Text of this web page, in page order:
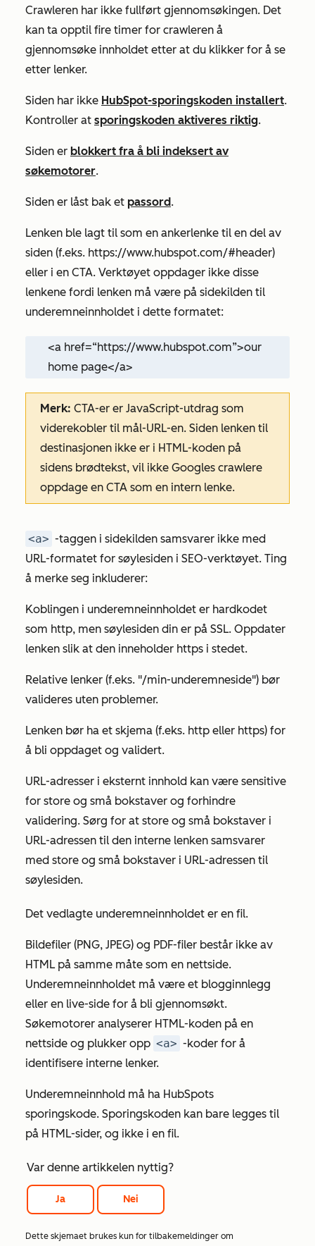
Crawleren har ikke fullført gjennomsøkingen. Det
kan ta opptil fire timer for crawleren å
gjennomsøke innholdet etter at du klikker for å se
etter lenker.
Siden har ikke HubSpot-sporingskoden installert.
Kontroller at sporingskoden aktiveres riktig.
Siden er blokkert fra å bli indeksert av
søkemotorer.
Siden er låst bak et passord.
Lenken ble lagt til som en ankerlenke til en del av
siden (f.eks. https://www.hubspot.com/#header)
eller i en CTA. Verktøyet oppdager ikke disse
lenkene fordi lenken må være på sidekilden til
underemneinnholdet i dette formatet:
<a href=“https://www.hubspot.com”>our
home page</a>
Merk: CTA-er er JavaScript-utdrag som
viderekobler til mål-URL-en. Siden lenken til
destinasjonen ikke er i HTML-koden på
sidens brødtekst, vil ikke Googles crawlere
oppdage en CTA som en intern lenke.
<a> -taggen i sidekilden samsvarer ikke med
URL-formatet for søylesiden i SEO-verktøyet. Ting
å merke seg inkluderer:
Koblingen i underemneinnholdet er hardkodet
som http, men søylesiden din er på SSL. Oppdater
lenken slik at den inneholder https i stedet.
Relative lenker (f.eks. "/min-underemneside") bør
valideres uten problemer.
Lenken bør ha et skjema (f.eks. http eller https) for
å bli oppdaget og validert.
URL-adresser i eksternt innhold kan være sensitive
for store og små bokstaver og forhindre
validering. Sørg for at store og små bokstaver i
URL-adressen til den interne lenken samsvarer
med store og små bokstaver i URL-adressen til
søylesiden.
Det vedlagte underemneinnholdet er en fil.
Bildefiler (PNG, JPEG) og PDF-filer består ikke av
HTML på samme måte som en nettside.
Underemneinnholdet må være et blogginnlegg
eller en live-side for å bli gjennomsøkt.
Søkemotorer analyserer HTML-koden på en
nettside og plukker opp <a> -koder for å
identifisere interne lenker.
Underemneinnhold må ha HubSpots
sporingskode. Sporingskoden kan bare legges til
på HTML-sider, og ikke i en fil.
Var denne artikkelen nyttig?
Ja Nei
Dette skjemaet brukes kun for tilbakemeldinger om